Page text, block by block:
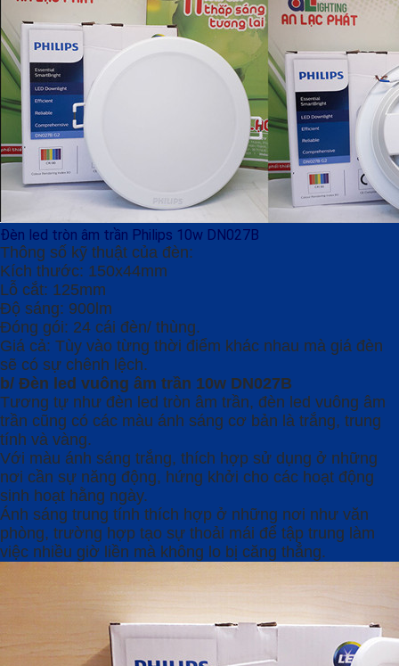
Đèn led tròn âm trần Philips 10w DN027B
Thông số kỹ thuật của đèn:
Kích thước: 150x44mm
Lỗ cắt: 125mm
Độ sáng: 900lm
Đóng gói: 24 cái đèn/ thùng.
Giá cả: Tùy vào từng thời điểm khác nhau mà giá đèn
sẽ có sự chênh lệch.
b/ Đèn led vuông âm trần 10w DN027B
Tương tự như đèn led tròn âm trần, đèn led vuông âm
trần cũng có các màu ánh sáng cơ bản là trắng, trung
tính và vàng.
Với màu ánh sáng trắng, thích hợp sử dụng ở những
nơi cần sự năng động, hứng khởi cho các hoạt động
sinh hoạt hằng ngày.
Ánh sáng trung tính thích hợp ở những nơi như văn
phòng, trường hợp tạo sự thoải mái để tập trung làm
việc nhiều giờ liền mà không lo bị căng thẳng.